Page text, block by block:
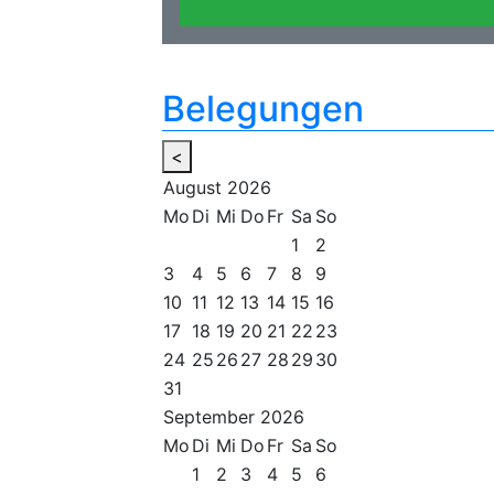
Belegungen
<
August 2026
Mo Di Mi Do Fr Sa So
1
2
3
4 5 6 7 8
9
10 11 12 13 14 15 16
17 18 19 20 21 22 23
24 25 26 27 28 29 30
31
September 2026
Mo Di Mi Do Fr Sa So
1
2 3 4 5
6